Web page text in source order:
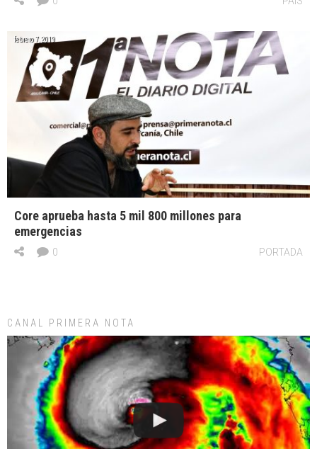
febrero 7, 2019
Core aprueba hasta 5 mil 800 millones para
emergencias
PORTADA
0
CANAL PRIMERA NOTA